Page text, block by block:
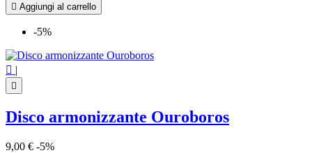
 Aggiungi al carrello
-5%
 |

Disco armonizzante Ouroboros
9,00 € -5%